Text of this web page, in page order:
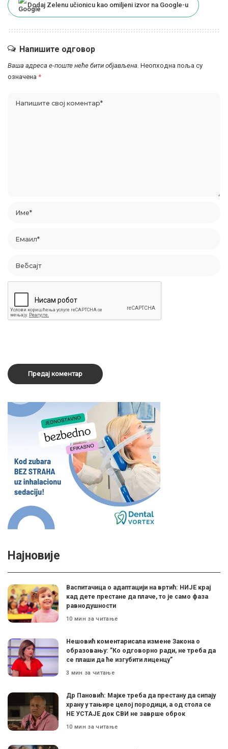
Dodaj Zelenu učionicu kao omiljeni izvor na Google-u
Напишите одговор
Ваша адреса е-поште неће бити објављена. Неопходна поља су
означена *
Најновије
Васпитачица о адаптацији на вртић: НИЈЕ крај
кад дете престане да плаче, то је само фаза
равнодушности
10 мин за читање
Нешовић коментарисала измене Закона о
образовању: ”Ко одговорно ради, не треба да
се плаши да ће изгубити лиценцу”
3 мин за читање
Др Пановић: Мајке треба да престану да сипају
храну у тањире целој породици, а од стола се
НЕ УСТАЈЕ док СВИ не заврше оброк
10 мин за читање